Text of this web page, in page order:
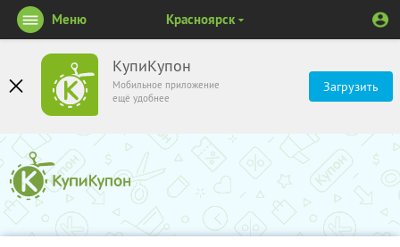
КупиКупон
Мобильное приложение
ещё удобнее
Загрузить
Меню Красноярск